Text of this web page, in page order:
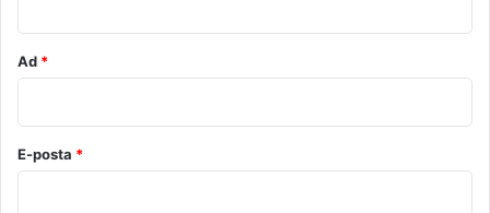
Ad *
E-posta *